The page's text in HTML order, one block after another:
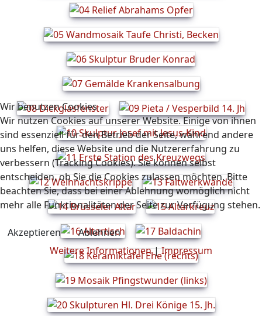
Wir benutzen Cookies
Wir nutzen Cookies auf unserer Website. Einige von ihnen
sind essenziell für den Betrieb der Seite, während andere
uns helfen, diese Website und die Nutzererfahrung zu
verbessern (Tracking Cookies). Sie können selbst
entscheiden, ob Sie die Cookies zulassen möchten. Bitte
beachten Sie, dass bei einer Ablehnung womöglich nicht
mehr alle Funktionalitäten der Seite zur Verfügung stehen.
Akzeptieren
Ablehnen
Weitere Informationen|Impressum